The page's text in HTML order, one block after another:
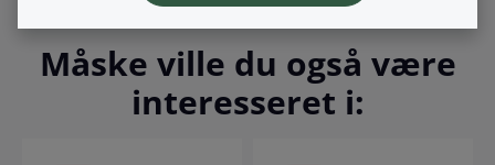
Måske ville du også være
interesseret i: